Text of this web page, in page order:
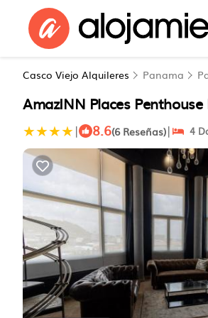
Casco Viejo Alquileres Panama
AmazINN Places
| 8.6(6 Reseñas)| 4